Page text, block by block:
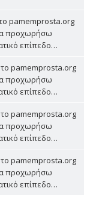
pamemprosta.org
προχωρήσω
επίπεδο…
το pamemprosta.org
προχωρήσω
επίπεδο…
το pamemprosta.org
προχωρήσω
επίπεδο…
το pamemprosta.org
προχωρήσω
επίπεδο…